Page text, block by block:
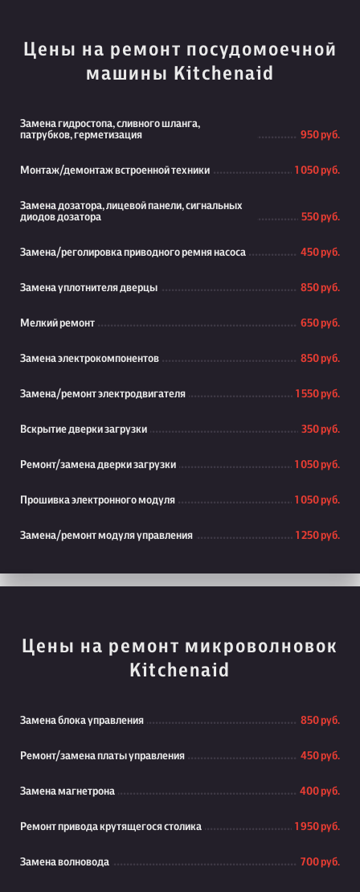
Цены на ремонт посудомоечной
машины Kitchenaid
Замена гидростопа, сливного шланга,
патрубков, герметизация
950 руб.
Монтаж/демонтаж встроенной техники 1 050 руб.
Замена дозатора, лицевой панели, сигнальных
диодов дозатора
550 руб.
Замена/реголировка приводного ремня насоса 450 руб.
Замена уплотнителя дверцы 850 руб.
Мелкий ремонт 650 руб.
Замена электрокомпонентов 850 руб.
Замена/ремонт электродвигателя 1 550 руб.
Вскрытие дверки загрузки 350 руб.
Ремонт/замена дверки загрузки 1 050 руб.
Прошивка электронного модуля 1 050 руб.
Замена/ремонт модуля управления 1 250 руб.
Цены на ремонт микроволновок
Kitchenaid
Замена блока управления 850 руб.
Ремонт/замена платы управления 450 руб.
Замена магнетрона 400 руб.
Ремонт привода крутящегося столика 1 950 руб.
Замена волновода 700 руб.